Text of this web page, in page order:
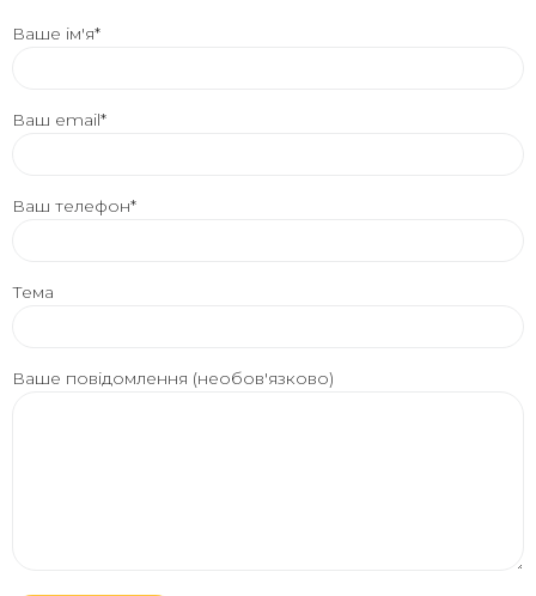
Ваше ім'я*
Ваш email*
Ваш телефон*
Тема
Ваше повідомлення (необов'язково)